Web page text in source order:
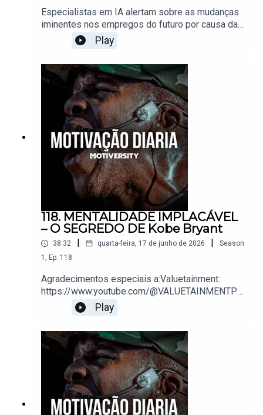
Especialistas em IA alertam sobre as mudanças
iminentes nos empregos do futuro por causa da
IA! Neste vídeo poderoso, especialistas em IA
explicam as mudanças que estão por vir com o
avanço da IA. Você está pronto? Agradecimentos
especiais a: Tom Bilyeu:
https://www.youtube.com/@TomBilyeuDiary of a
https://www.youtube.com/@TheDiaryOfACEO
Play
118. MENTALIDADE IMPLACÁVEL
– O SEGREDO DE Kobe Bryant
38:32 quarta-feira, 17 de junho de 2026
Season
1 , Ep. 118
Agradecimentos especiais a:Valuetainment:
https://www.youtube.com/@VALUETAINMENTPo
dcast PBD:
https://www.youtube.com/@PBDPodcast/videos
Lewis Howes:
https://www.youtube.com/@lewishowesSpoken
by Kobe Bryant.
Play